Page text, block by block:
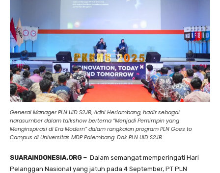
General Manager PLN UID S2JB, Adhi Herlambang, hadir sebagai
narasumber dalam talkshow bertema “Menjadi Pemimpin yang
Menginspirasi di Era Modern” dalam rangkaian program PLN Goes to
Campus di Universitas MDP Palembang.Dok PLN UID S2JB
SUARAINDONESIA.ORG – Dalam semangat memperingati Hari
Pelanggan Nasional yang jatuh pada 4 September, PT PLN